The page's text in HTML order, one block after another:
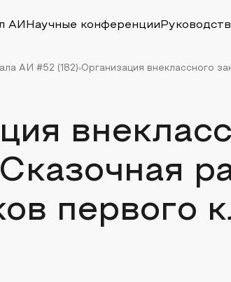
АИ Научные конференции
АИ #52 (182) Организация внеклассного
первого